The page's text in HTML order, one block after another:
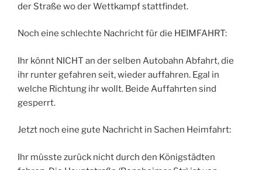
der Straße wo der Wettkampf stattfindet.
Noch eine schlechte Nachricht für die HEIMFAHRT:
Ihr könnt NICHT an der selben Autobahn Abfahrt, die
ihr runter gefahren seit, wieder auffahren. Egal in
welche Richtung ihr wollt. Beide Auffahrten sind
gesperrt.
Jetzt noch eine gute Nachricht in Sachen Heimfahrt:
Ihr müsste zurück nicht durch den Königstädten